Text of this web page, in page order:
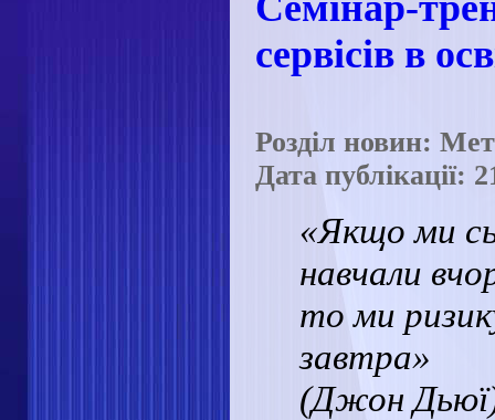
сервісів в
Розділ новин:
Дата публікації:
«Якщо ми
навчали
то ми
завтра»
(Джон